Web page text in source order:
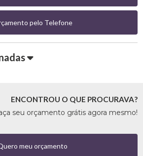
pelo Telefone
ENCONTROU O QUE PROCURAVA?
seu orçamento grátis agora mesmo!
meu orçamento